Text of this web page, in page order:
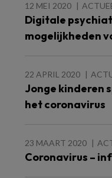
12 MEI 2020
Digitale
mogelijkheden
22 APRIL 2020
Jonge kinderen
het coronavirus
23 MAART 2020
Coronavirus –